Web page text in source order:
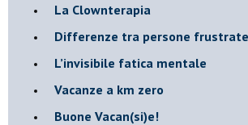
​La Clownterapia
​Differenze tra persone
L’invisibile fatica mentale
Vacanze a km zero
​Buone Vacan(si)e!